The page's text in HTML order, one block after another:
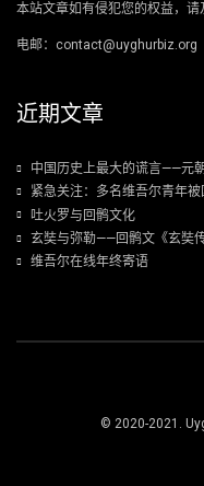
本站文章如有侵犯您的权益，请
电邮：contact@uyghurbiz.org
近期文章
中国历史上最大的谎言——元
紧急关注：多名维吾尔青年
吐火罗与回鹘文化
玄奘与弥勒——回鹘文《玄奘
维吾尔在线年终寄语
© 2020-2021.